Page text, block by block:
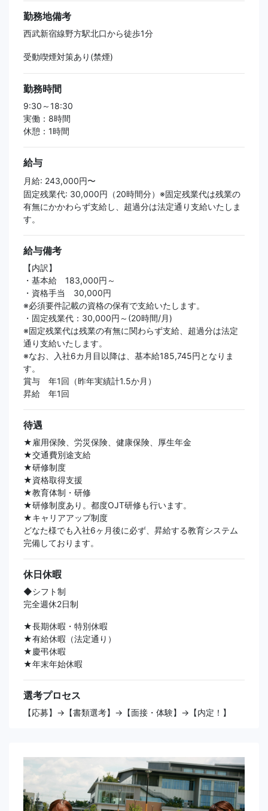
勤務地備考
西武新宿線野方駅北口から徒歩1分
受動喫煙対策あり(禁煙)
勤務時間
9:30～18:30
実働：8時間
休憩：1時間
給与
月給: 243,000円〜
固定残業代: 30,000円（20時間分）※固定残業代は残業の
有無にかかわらず支給し、超過分は法定通り支給いたしま
す。
給与備考
【内訳】
・基本給 183,000円～
・資格手当 30,000円
※必須要件記載の資格の保有で支給いたします。
・固定残業代：30,000円～(20時間/月)
※固定残業代は残業の有無に関わらず支給、超過分は法定
通り支給いたします。
※なお、入社6カ月目以降は、基本給185,745円となりま
す。
賞与 年1回（昨年実績計1.5か月）
昇給 年1回
待遇
★雇用保険、労災保険、健康保険、厚生年金
★交通費別途支給
★研修制度
★資格取得支援
★教育体制・研修
★研修制度あり。都度OJT研修も行います。
★キャリアアップ制度
どなた様でも入社6ヶ月後に必ず、昇給する教育システム
完備しております。
休日休暇
◆シフト制
完全週休2日制
★長期休暇・特別休暇
★有給休暇（法定通り）
★慶弔休暇
★年末年始休暇
選考プロセス
【応募】→【書類選考】→【面接・体験】→【内定！】